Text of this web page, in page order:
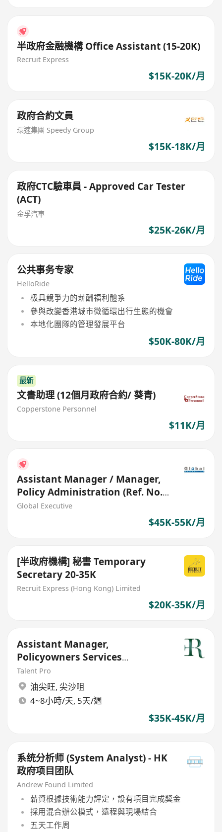
半政府金融機構 Office Assistant (15-20K)
Recruit Express
$15K-20K/月
政府合約文員
環速集團 Speedy Group
$15K-18K/月
政府CTC驗車員 - Approved Car Tester
(ACT)
金孚汽車
$25K-26K/月
公共事务专家
HelloRide
极具競爭力的薪酬福利體系
參與改變香港城市微循環出行生態的機會
本地化團隊的管理發展平台
$50K-80K/月
最新
文書助理 (12個月政府合約/ 葵青)
Copperstone Personnel
$11K/月
Assistant Manager / Manager,
Policy Administration (Ref. No.:
27429)
Global Executive
$45K-55K/月
[半政府機構] 秘書 Temporary
Secretary 20-35K
Recruit Express (Hong Kong) Limited
$20K-35K/月
Assistant Manager,
Policyowners Services
Department
Talent Pro
油尖旺, 尖沙咀
4~8小時/天, 5天/週
$35K-45K/月
系统分析师 (System Analyst) - HK
政府项目团队
Andrew Found Limited
薪資根據技術能力評定，設有項目完成獎金
採用混合辦公模式，遠程與現場結合
五天工作周